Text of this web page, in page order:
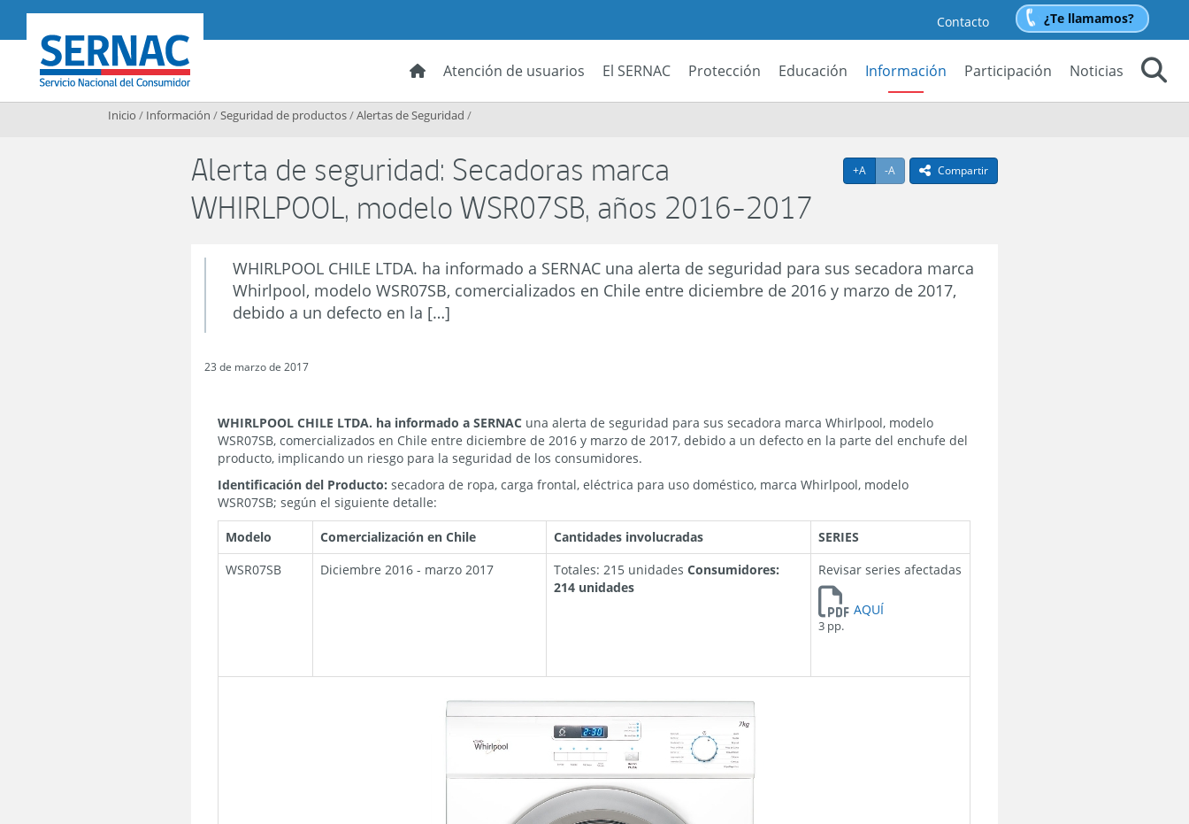
SERNAC
Contacto ¿Te llamamos?
Atención de usuarios El SERNAC Protección Educación Información Participación
Noticias
Inicio / Información /Seguridad de productos/Alertas de Seguridad /
+A Agrandar texto
-A Achicar textoicono compartir
Compartir
Alerta de seguridad: Secadoras marca
WHIRLPOOL, modelo WSR07SB, años 2016-2017
WHIRLPOOL CHILE LTDA. ha informado a SERNAC una alerta de seguridad para sus secadora marca
Whirlpool, modelo WSR07SB, comercializados en Chile entre diciembre de 2016 y marzo de 2017,
debido a un defecto en la […]
23 de marzo de 2017
WHIRLPOOL CHILE LTDA. ha informado a SERNAC una alerta de seguridad para sus secadora marca Whirlpool, modelo
WSR07SB, comercializados en Chile entre diciembre de 2016 y marzo de 2017, debido a un defecto en la parte del enchufe del
producto, implicando un riesgo para la seguridad de los consumidores.
Identificación del Producto: secadora de ropa, carga frontal, eléctrica para uso doméstico, marca Whirlpool, modelo
WSR07SB; según el siguiente detalle:
Modelo Comercialización en Chile Cantidades involucradas
SERIES
WSR07SB
Diciembre 2016 - marzo 2017 Totales: 215 unidadesConsumidores:
214 unidades
Revisar series afectadas
AQUÍ
3 pp.